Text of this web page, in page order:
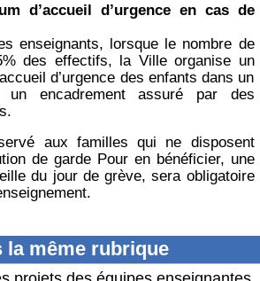
d’accueil d’urgence en cas de
enseignants, lorsque le nombre de
des effectifs, la Ville organise un
d’urgence des enfants dans un
un encadrement assuré par des
aux familles qui ne disposent
de garde Pour en bénéficier, une
du jour de grève, sera obligatoire
la même rubrique